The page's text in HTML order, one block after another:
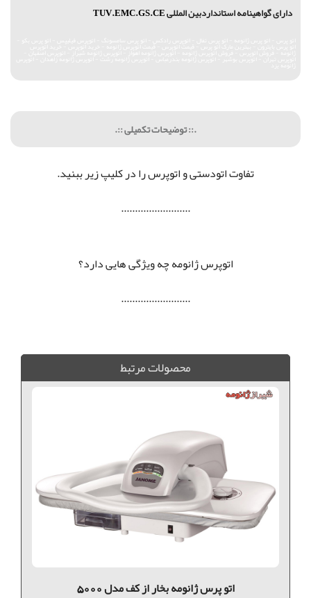
دارای گواهینامه استانداردبین المللیTUV.EMC.GS.CE
.:: توضیحات تکمیلی ::.
تفاوت اتودستی و اتوپرس را در کلیپ زیر ببنید.
.........................
اتوپرس ژانومه چه ویژگی هایی دارد؟
.........................
محصولات مرتبط
اتو پرس ژانومه بخار از کف مدل 5000